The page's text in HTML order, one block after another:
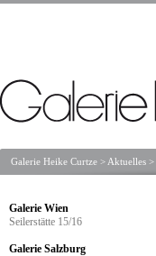
Galerie Heike Curtze > Aktuelles >
Galerie Wien
Seilerstätte 15/16
Galerie Salzburg